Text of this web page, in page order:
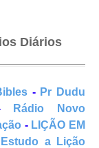
Diários
- Pr Dudu
Rádio Novo
- LIÇÃO EM
a Lição